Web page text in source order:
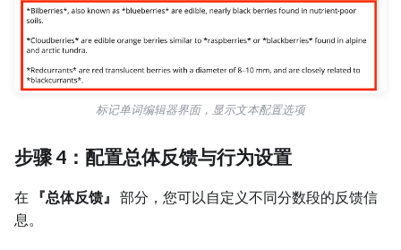
标记单词编辑器界面，显示文本配置选项
步骤 4：配置总体反馈与行为设置
在 『总体反馈』
部分，您可以自定义不同分数段的反馈信
息。